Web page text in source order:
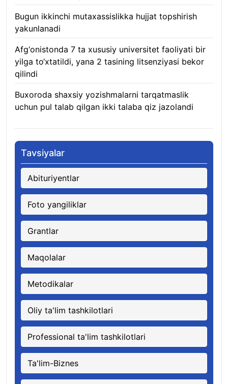
Bugun ikkinchi mutaxassislikka hujjat topshirish
yakunlanadi
Afg‘onistonda 7 ta xususiy universitet faoliyati bir
yilga to‘xtatildi, yana 2 tasining litsenziyasi bekor
qilindi
Buxoroda shaxsiy yozishmalarni tarqatmaslik
uchun pul talab qilgan ikki talaba qiz jazolandi
Tavsiyalar
Abituriyentlar
Foto yangiliklar
Grantlar
Maqolalar
Metodikalar
Oliy ta'lim tashkilotlari
Professional ta'lim tashkilotlari
Ta'lim-Biznes